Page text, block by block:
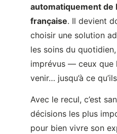
automatiquement de
française. Il devient
choisir une solution
les soins du
imprévus — ceux que
venir… jusqu’à ce
Avec le recul, c’est
décisions les plus
pour bien vivre son